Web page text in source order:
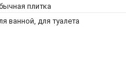
плитка
ванной, для туалета